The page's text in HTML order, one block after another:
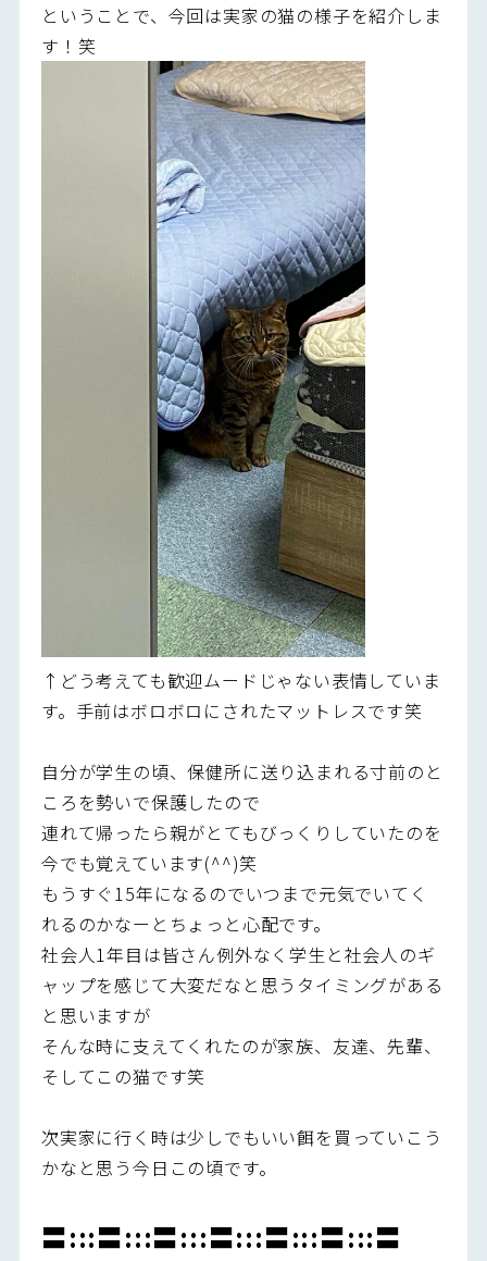
ということで、今回は実家の猫の様子を紹介しま
す！笑
↑どう考えても歓迎ムードじゃない表情していま
す。手前はボロボロにされたマットレスです笑
自分が学生の頃、保健所に送り込まれる寸前のと
ころを勢いで保護したので
連れて帰ったら親がとてもびっくりしていたのを
今でも覚えています(^^)笑
もうすぐ15年になるのでいつまで元気でいてく
れるのかなーとちょっと心配です。
社会人1年目は皆さん例外なく学生と社会人のギ
ャップを感じて大変だなと思うタイミングがある
と思いますが
そんな時に支えてくれたのが家族、友達、先輩、
そしてこの猫です笑
次実家に行く時は少しでもいい餌を買っていこう
かなと思う今日この頃です。
〓:::〓:::〓:::〓:::〓:::〓:::〓